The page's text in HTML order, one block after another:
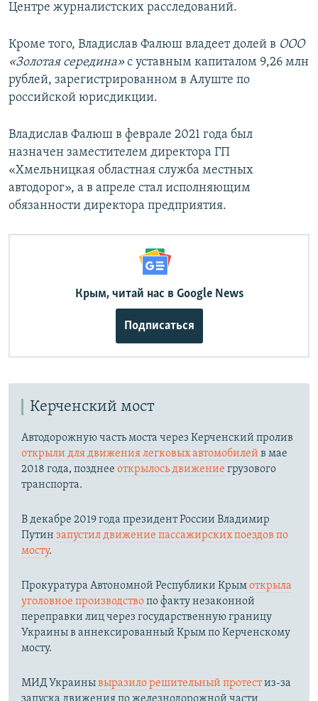
Центре журналистских расследований.
Кроме того, Владислав Фалюш владеет долей в ООО
«Золотая середина» с уставным капиталом 9,26 млн
рублей, зарегистрированном в Алуште по
российской юрисдикции.
Владислав Фалюш в феврале 2021 года был
назначен заместителем директора ГП
«Хмельницкая областная служба местных
автодорог», а в апреле стал исполняющим
обязанности директора предприятия.
Крым, читай нас в Google News
Подписаться
Керченский мост
Автодорожную часть моста через Керченский пролив
открыли для движения легковых автомобилей в мае
2018 года, позднее открылось движение грузового
транспорта.
В декабре 2019 года президент России Владимир
Путин запустил движение пассажирских поездов по
мосту.
Прокуратура Автономной Республики Крымоткрыла
уголовное производствопо факту незаконной
переправки лиц через государственную границу
Украины в аннексированный Крым по Керченскому
мосту.​
МИД Украинывыразило решительный протестиз-за